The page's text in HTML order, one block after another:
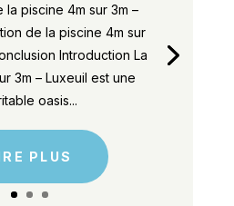
la piscine 4m sur 3m –
de la piscine 4m sur
Introduction La
3m – Luxeuil est une
oasis...
PLUS